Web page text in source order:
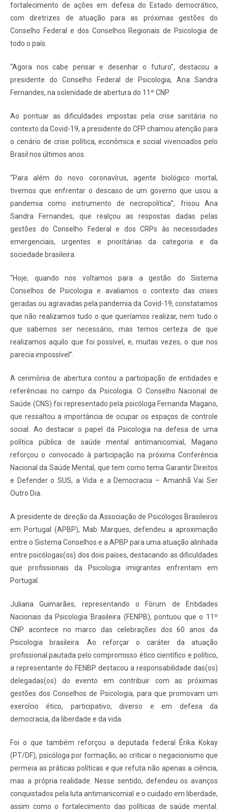
fortalecimento de ações em defesa do Estado democrático,
com diretrizes de atuação para as próximas gestões do
Conselho Federal e dos Conselhos Regionais de Psicologia de
todo o país.
“Agora nos cabe pensar e desenhar o futuro”, destacou a
presidente do Conselho Federal de Psicologia, Ana Sandra
Fernandes, na solenidade de abertura do 11º CNP.
Ao pontuar as dificuldades impostas pela crise sanitária no
contexto da Covid-19, a presidente do CFP chamou atenção para
o cenário de crise política, econômica e social vivenciados pelo
Brasil nos últimos anos.
“Para além do novo coronavírus, agente biológico mortal,
tivemos que enfrentar o descaso de um governo que usou a
pandemia como instrumento de necropolítica”, frisou Ana
Sandra Fernandes, que realçou as respostas dadas pelas
gestões do Conselho Federal e dos CRPs às necessidades
emergenciais, urgentes e prioritárias da categoria e da
sociedade brasileira.
“Hoje, quando nos voltamos para a gestão do Sistema
Conselhos de Psicologia e avaliamos o contexto das crises
geradas ou agravadas pela pandemia da Covid-19, constatamos
que não realizamos tudo o que queríamos realizar, nem tudo o
que sabemos ser necessário, mas temos certeza de que
realizamos aquilo que foi possível, e, muitas vezes, o que nos
parecia impossível”.
A cerimônia de abertura contou a participação de entidades e
referências no campo da Psicologia. O Conselho Nacional de
Saúde (CNS) foi representado pela psicóloga Fernanda Magano,
que ressaltou a importância de ocupar os espaços de controle
social. Ao destacar o papel da Psicologia na defesa de uma
política pública de saúde mental antimanicomial, Magano
reforçou o convocado à participação na próxima Conferência
Nacional da Saúde Mental, que tem como tema Garantir Direitos
e Defender o SUS, a Vida e a Democracia – Amanhã Vai Ser
Outro Dia.
A presidente de direção da Associação de Psicólogos Brasileiros
em Portugal (APBP), Mab Marques, defendeu a aproximação
entre o Sistema Conselhos e a APBP para uma atuação alinhada
entre psicólogas(os) dos dois países, destacando as dificuldades
que profissionais da Psicologia imigrantes enfrentam em
Portugal.
Juliana Guimarães, representando o Fórum de Entidades
Nacionais da Psicologia Brasileira (FENPB), pontuou que o 11º
CNP acontece no marco das celebrações dos 60 anos da
Psicologia brasileira. Ao reforçar o caráter da atuação
profissional pautada pelo compromisso ético científico e político,
a representante do FENBP destacou a responsabilidade das(os)
delegadas(os) do evento em contribuir com as próximas
gestões dos Conselhos de Psicologia, para que promovam um
exercício ético, participativo, diverso e em defesa da
democracia, da liberdade e da vida.
Foi o que também reforçou a deputada federal Érika Kokay
(PT/DF), psicóloga por formação, ao criticar o negacionismo que
permeia as práticas políticas e que refuta não apenas a ciência,
mas a própria realidade. Nesse sentido, defendeu os avanços
conquistados pela luta antimanicomial e o cuidado em liberdade,
assim como o fortalecimento das políticas de saúde mental.